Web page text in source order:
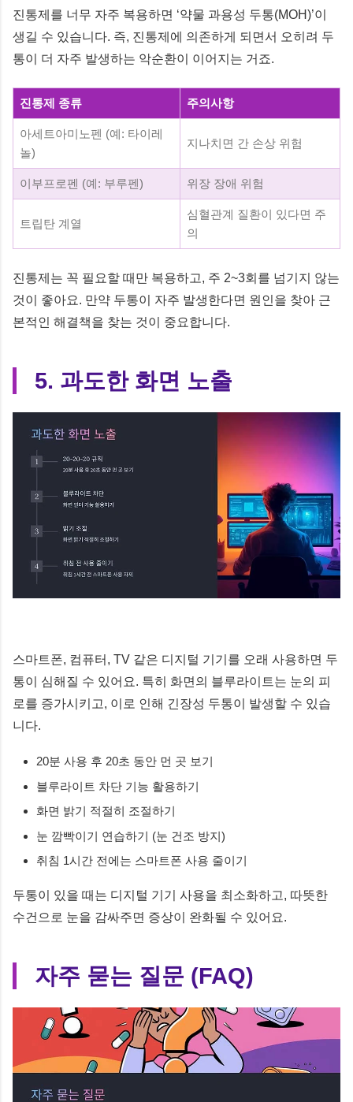
진통제를 너무 자주 복용하면 ‘약물 과용성 두통(MOH)’이
생길 수 있습니다. 즉, 진통제에 의존하게 되면서 오히려 두
통이 더 자주 발생하는 악순환이 이어지는 거죠.
진통제 종류 주의사항
아세트아미노펜 (예: 타이레
놀)
지나치면 간 손상 위험
이부프로펜 (예: 부루펜) 위장 장애 위험
트립탄 계열
심혈관계 질환이 있다면 주
의
진통제는 꼭 필요할 때만 복용하고, 주 2~3회를 넘기지 않는
것이 좋아요. 만약 두통이 자주 발생한다면 원인을 찾아 근
본적인 해결책을 찾는 것이 중요합니다.
5. 과도한 화면 노출
스마트폰, 컴퓨터, TV 같은 디지털 기기를 오래 사용하면 두
통이 심해질 수 있어요. 특히 화면의 블루라이트는 눈의 피
로를 증가시키고, 이로 인해 긴장성 두통이 발생할 수 있습
니다.
20분 사용 후 20초 동안 먼 곳 보기
블루라이트 차단 기능 활용하기
화면 밝기 적절히 조절하기
눈 깜빡이기 연습하기 (눈 건조 방지)
취침 1시간 전에는 스마트폰 사용 줄이기
두통이 있을 때는 디지털 기기 사용을 최소화하고, 따뜻한
수건으로 눈을 감싸주면 증상이 완화될 수 있어요.
자주 묻는 질문 (FAQ)